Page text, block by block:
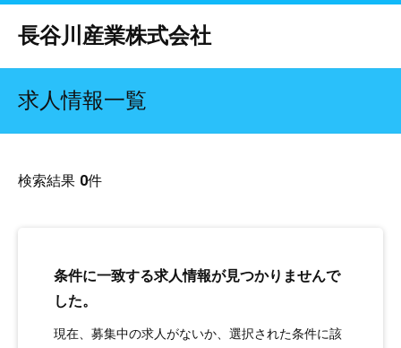
長谷川産業株式会社
求人情報一覧
検索結果 0件
条件に一致する求人情報が見つかりませんで
した。
現在、募集中の求人がないか、選択された条件に該